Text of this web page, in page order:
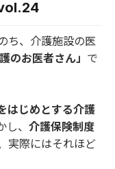
ち、介護施設の医
護のお医者さん」 で
はじめとする介護
、 介護保険制度
実際にはそれほど